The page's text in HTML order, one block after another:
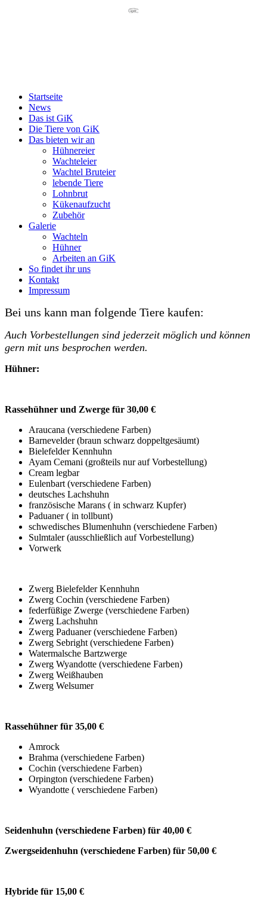
Startseite
News
Das ist GiK
Die Tiere von GiK
Das bieten wir an
Hühnereier
Wachteleier
Wachtel Bruteier
lebende Tiere
Lohnbrut
Kükenaufzucht
Zubehör
Galerie
Wachteln
Hühner
Arbeiten an GiK
So findet ihr uns
Kontakt
Impressum
Bei uns kann man folgende Tiere kaufen:
Auch Vorbestellungen sind jederzeit möglich und können
gern mit uns besprochen werden.
Hühner:
Rassehühner und Zwerge für 30,00 €
Araucana (verschiedene Farben)
Barnevelder (braun schwarz doppeltgesäumt)
Bielefelder Kennhuhn
Ayam Cemani (großteils nur auf Vorbestellung)
Cream legbar
Eulenbart (verschiedene Farben)
deutsches Lachshuhn
französische Marans ( in schwarz Kupfer)
Paduaner ( in tollbunt)
schwedisches Blumenhuhn (verschiedene Farben)
Sulmtaler (ausschließlich auf Vorbestellung)
Vorwerk
Zwerg Bielefelder Kennhuhn
Zwerg Cochin (verschiedene Farben)
federfüßige Zwerge (verschiedene Farben)
Zwerg Lachshuhn
Zwerg Paduaner (verschiedene Farben)
Zwerg Sebright (verschiedene Farben)
Watermalsche Bartzwerge
Zwerg Wyandotte (verschiedene Farben)
Zwerg Weißhauben
Zwerg Welsumer
Rassehühner für 35,00 €
Amrock
Brahma (verschiedene Farben)
Cochin (verschiedene Farben)
Orpington (verschiedene Farben)
Wyandotte ( verschiedene Farben)
Seidenhuhn (verschiedene Farben) für 40,00 €
Zwergseidenhuhn (verschiedene Farben) für 50,00 €
Hybride für 15,00 €